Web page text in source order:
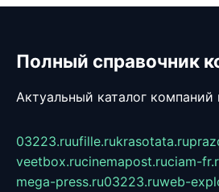
Полный справочник
Актуальный каталог компаний
03223.ruufille.rukrasotata.ru
veetbox.rucinemapost.ruciam-
mega-press.ru03223.ruweb-